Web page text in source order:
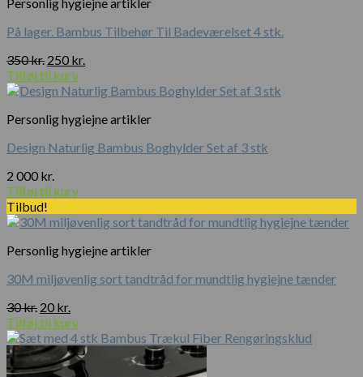
Personlig hygiejne artikler
På lager. Bambus Tilbehør Til Badeværelset 4 stk.
350kr. Den
oprindelige
pris
350 kr..
250 kr.
pris
250 kr..
Tilføj til kurv
Personlig hygiejne artikler
Design Naturlig Bambus Boghylder Set af 3 stk
2 000 kr.
Tilføj til kurv
Tilbud!
Personlig hygiejne artikler
30M miljøvenlig sort tandtråd for mundtlig hygiejne tænder
30kr. Den
oprindelige
pris
var:
30 kr..
20 kr.
aktuelle
pris
er:
20 kr..
Tilføj til kurv